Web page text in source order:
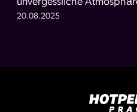
20.08.2025